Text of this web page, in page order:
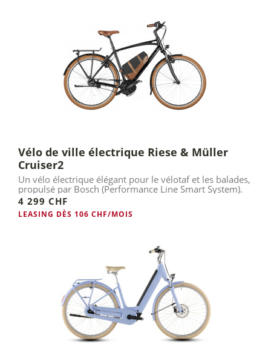
Vélo de ville électrique Riese & Müller
Cruiser2
Un vélo électrique élégant pour le vélotaf et les balades,
propulsé par Bosch (Performance Line Smart System).
4 299 CHF
LEASING DÈS 106 CHF/MOIS